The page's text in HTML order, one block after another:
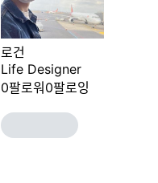
로건
Life Designer
0팔로워 0팔로잉